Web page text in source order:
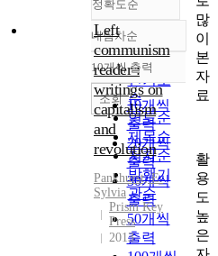
정확도순
정확도
순
인기도
순
연도순
제목순
저자순
발행기
관순
내림차순
내림차순
10개씩 출력
10개씩
출력
20개씩
출력
30개씩
출력
50개씩
출력
조회
Left
communism
reader :
writings on
capitalism
and
revolution
Pankhurst, E.
Sylvia
Prism Key
Press
2013
많
이
본
자
료
활
용
도
높
은